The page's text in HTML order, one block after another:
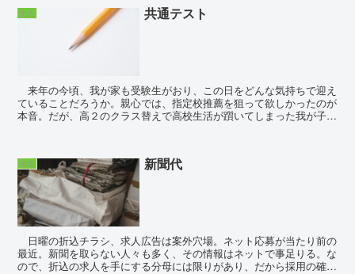
生活 共通テスト
来年の今頃、我が家も受験生がおり、この日をどんな気持ちで迎え
ていることだろうか。親心では、指定校推薦を狙って欲しかったのが
本音。だが、高２のクラス替えで高校生活が躓いてしまった我が子。
生活 新聞代
日曜の折込チラシ、求人広告は案外穴場。ネット応募が当たり前の
最近。新聞を取らない人々も多く、その情報はネットで事足りる。な
ので、折込の求人を手にする分母には限りがあり、だから採用の確率